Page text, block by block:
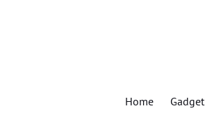
Home Gadget